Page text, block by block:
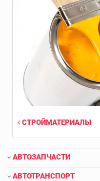
СТРОЙМАТЕРИАЛЫ
АВТОЗАПЧАСТИ
АВТОТРАНСПОРТ